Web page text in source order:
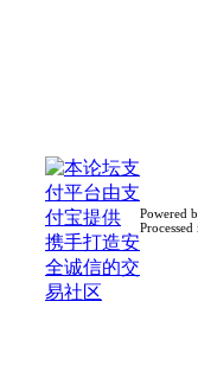
Powered